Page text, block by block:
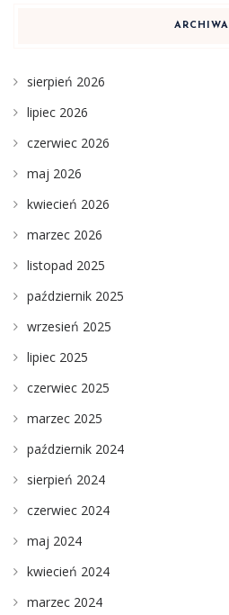
ARCHIWA
sierpień 2026
lipiec 2026
czerwiec 2026
maj 2026
kwiecień 2026
marzec 2026
listopad 2025
październik 2025
wrzesień 2025
lipiec 2025
czerwiec 2025
marzec 2025
październik 2024
sierpień 2024
czerwiec 2024
maj 2024
kwiecień 2024
marzec 2024